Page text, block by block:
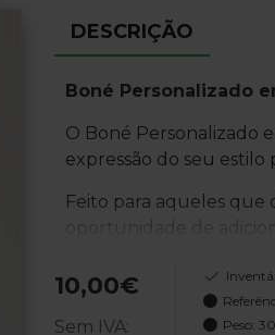
DESCRIÇÃO
Boné Personalizado
O Boné Personalizado
expressão do seu estilo
Feito para aqueles que
oportunidade de
Características
Tecido Durável e
10,00€
Sem IVA:
Peso: